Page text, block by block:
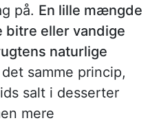
på. En lille mængde
bitre eller vandige
naturlige
samme princip,
salt i desserter
mere